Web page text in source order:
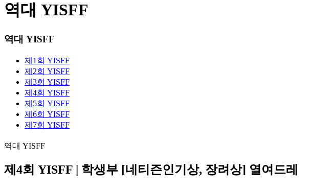
역대 YISFF
역대 YISFF
제1회 YISFF
제2회 YISFF
제3회 YISFF
제4회 YISFF
제5회 YISFF
제6회 YISFF
제7회 YISFF
역대 YISFF
제4회 YISFF | 학생부 [네티즌인기상, 장려상] 열여드레